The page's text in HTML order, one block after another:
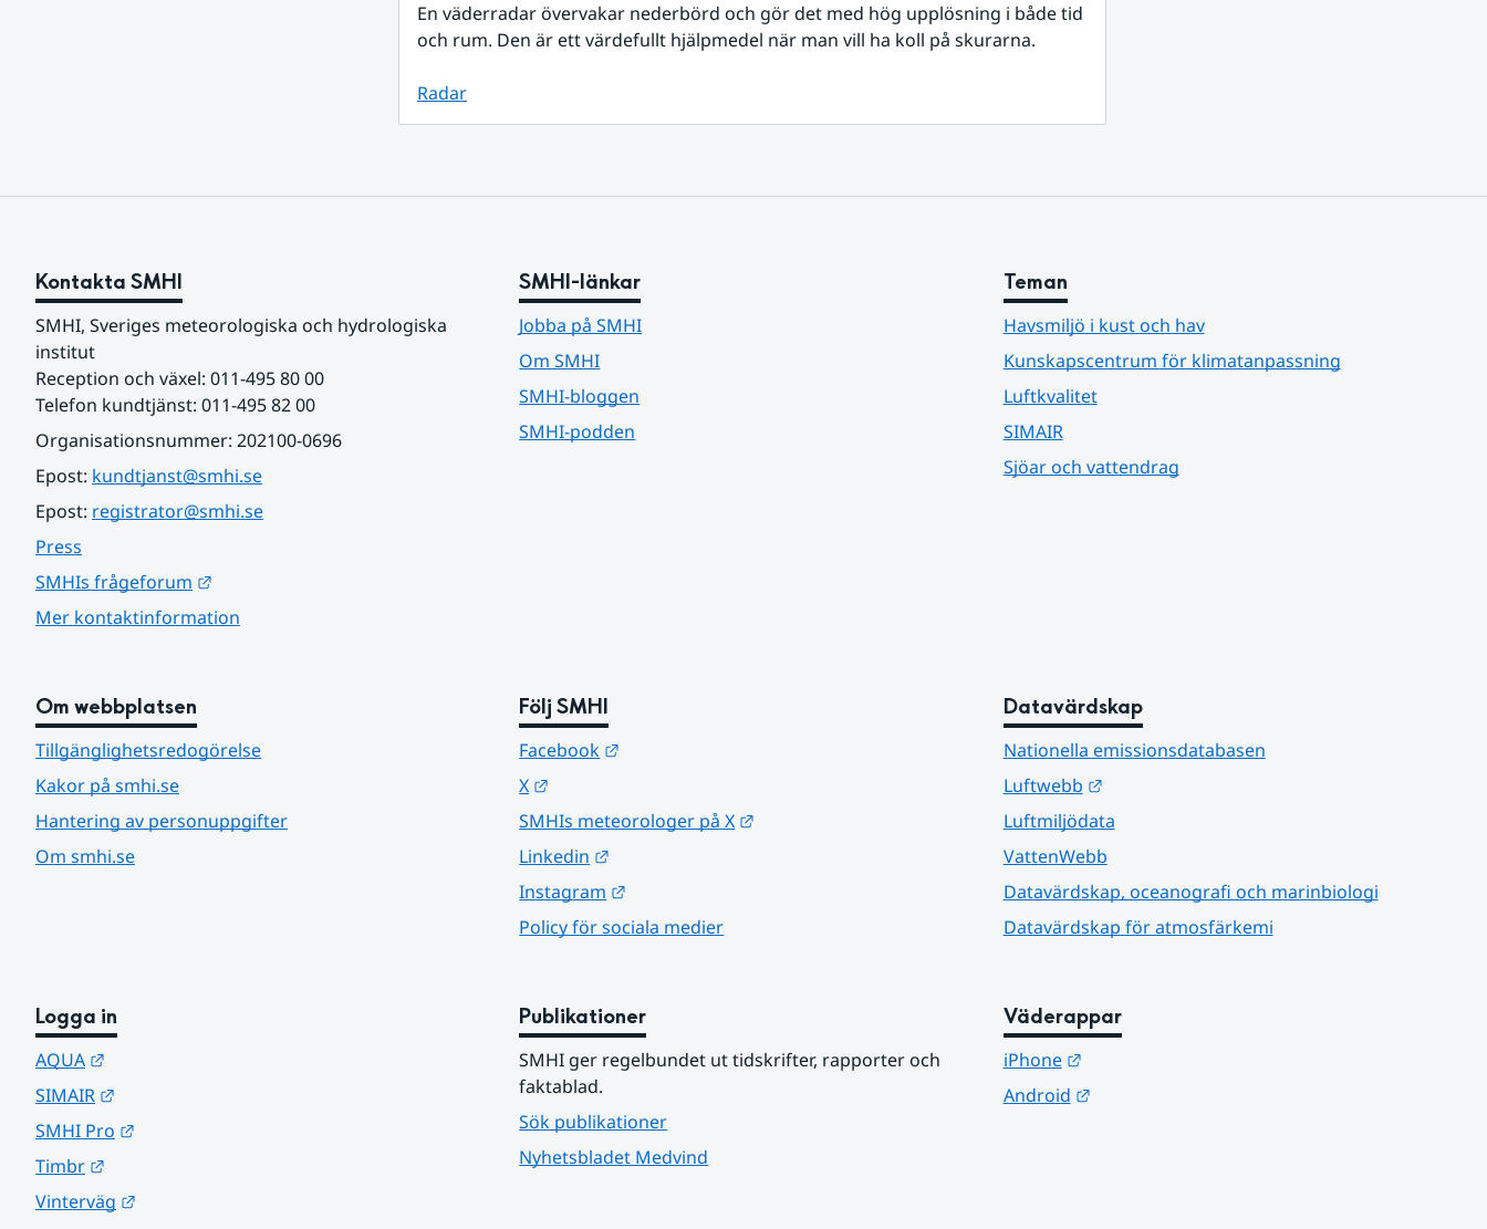
En väderradar övervakar nederbörd och gör det med hög upplösning i både tid
och rum. Den är ett värdefullt hjälpmedel när man vill ha koll på skurarna.
Radar
Kontakta SMHI
SMHI, Sveriges meteorologiska och hydrologiska
institut
Reception och växel: 011-495 80 00
Telefon kundtjänst: 011-495 82 00
Organisationsnummer: 202100-0696
Epost: kundtjanst@smhi.se
Epost: registrator@smhi.se
Press
SMHIs frågeforum
Mer kontaktinformation
SMHI-länkar
Jobba på SMHI
Om SMHI
SMHI-bloggen
SMHI-podden
Teman
Havsmiljö i kust och hav
Kunskapscentrum för klimatanpassning
Luftkvalitet
SIMAIR
Sjöar och vattendrag
Om webbplatsen
Tillgänglighetsredogörelse
Kakor på smhi.se
Hantering av personuppgifter
Om smhi.se
Följ SMHI
Facebook
X
SMHIs meteorologer på X
Linkedin
Instagram
Policy för sociala medier
Datavärdskap
Nationella emissionsdatabasen
Luftwebb
Länk till annan webbplats.
Luftmiljödata
VattenWebb
Datavärdskap, oceanografi och marinbiologi
Datavärdskap för atmosfärkemi
Logga in
AQUA
SIMAIR
SMHI Pro
Timbr
Vinterväg
Publikationer
SMHI ger regelbundet ut tidskrifter, rapporter och
faktablad.
Sök publikationer
Nyhetsbladet Medvind
Väderappar
iPhone
Länk till annan webbplats.
Android
Länk till annan webbplats.